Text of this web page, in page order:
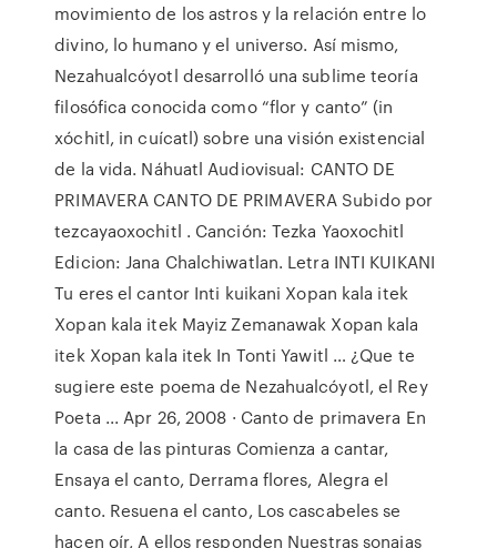
movimiento de los astros y la relación entre lo
divino, lo humano y el universo. Así mismo,
Nezahualcóyotl desarrolló una sublime teoría
filosófica conocida como “flor y canto” (in
xóchitl, in cuícatl) sobre una visión existencial
de la vida. Náhuatl Audiovisual: CANTO DE
PRIMAVERA CANTO DE PRIMAVERA Subido por
tezcayaoxochitl . Canción: Tezka Yaoxochitl
Edicion: Jana Chalchiwatlan. Letra INTI KUIKANI
Tu eres el cantor Inti kuikani Xopan kala itek
Xopan kala itek Mayiz Zemanawak Xopan kala
itek Xopan kala itek In Tonti Yawitl … ¿Que te
sugiere este poema de Nezahualcóyotl, el Rey
Poeta ... Apr 26, 2008 · Canto de primavera En
la casa de las pinturas Comienza a cantar,
Ensaya el canto, Derrama flores, Alegra el
canto. Resuena el canto, Los cascabeles se
hacen oír, A ellos responden Nuestras sonajas